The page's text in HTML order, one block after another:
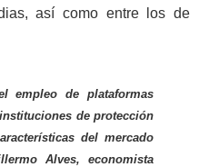
así como entre los de
empleo de plataformas
de protección
del mercado
Alves, economista